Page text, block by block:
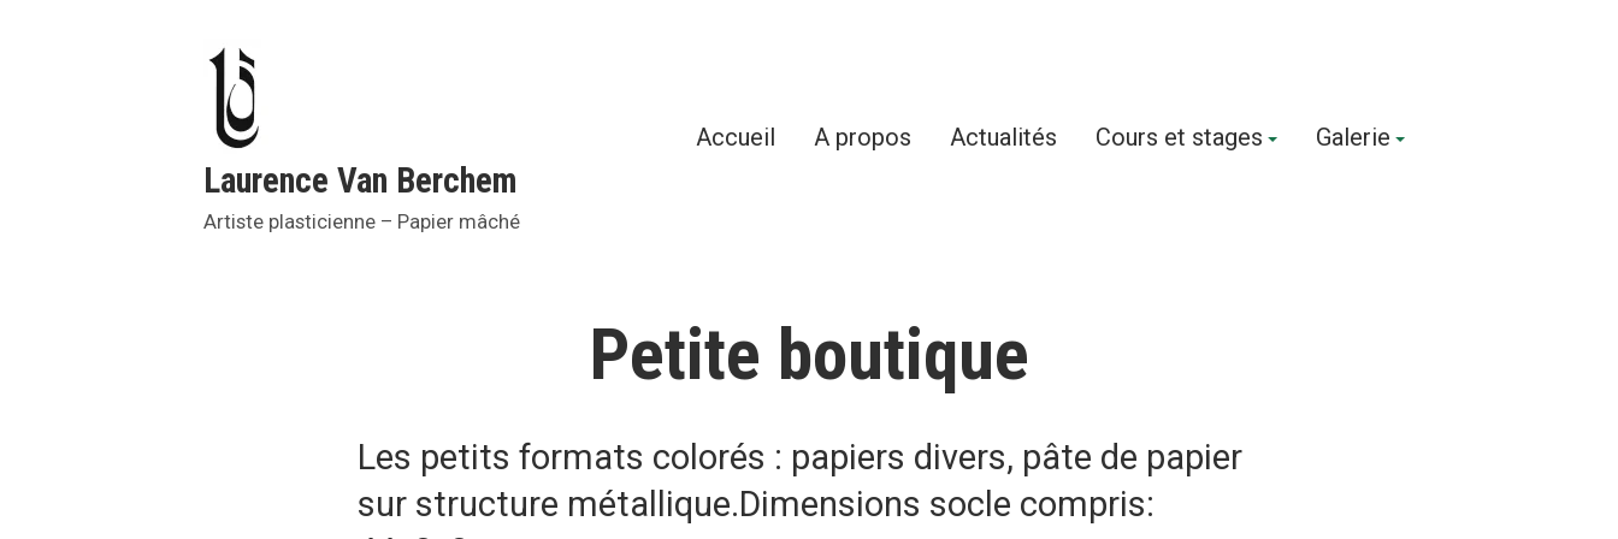
Laurence Van Berchem
Artiste plasticienne – Papier mâché
Accueil A propos Actualités Cours et stages Galerie
Petite boutique
Les petits formats colorés : papiers divers, pâte de papier
sur structure métallique.Dimensions socle compris: